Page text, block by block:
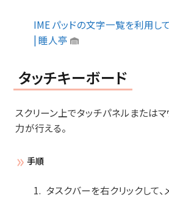
IME パッドの文字一覧を利用し
| 睡人亭
タッチキーボード
スクリーン上でタッチパネルまたは
力が行える。
手順
タスクバーを右クリックして、